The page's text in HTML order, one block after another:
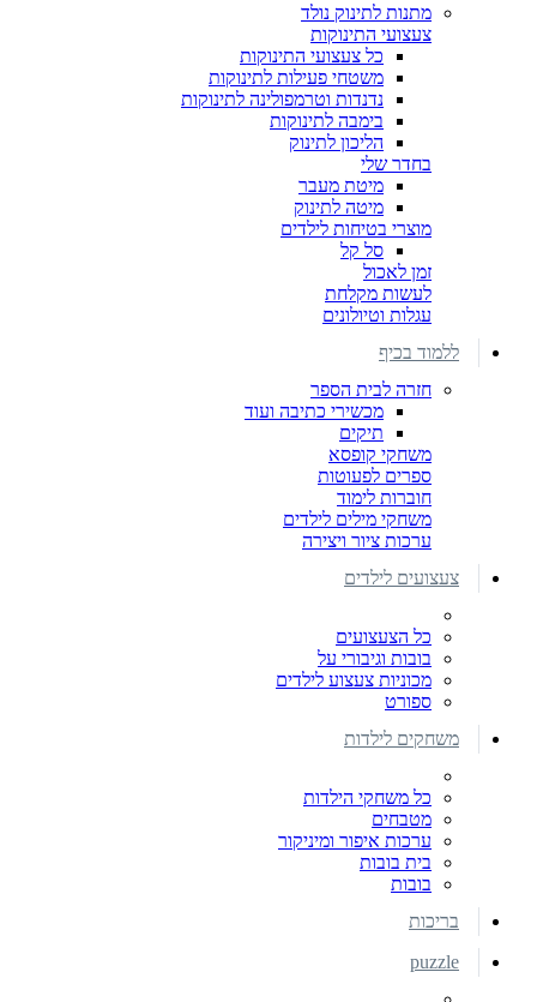
מתנות לתינוק נולד
צעצועי התינוקות
כל צעצועי התינוקות
משטחי פעילות לתינוקות
נדנדות וטרמפולינה לתינוקות
בימבה לתינוקות
הליכון לתינוק
בחדר שלי
מיטת מעבר
מיטה לתינוק
מוצרי בטיחות לילדים
סל קל
זמן לאכול
לעשות מקלחת
עגלות וטיולונים
ללמוד בכיף
חזרה לבית הספר
מכשירי כתיבה ועוד
תיקים
משחקי קופסא
ספרים לפעוטות
חוברות לימוד
משחקי מילים לילדים
ערכות ציור ויצירה
צעצועים לילדים
כל הצעצועים
בובות וגיבורי על
מכוניות צעצוע לילדים
ספורט
משחקים לילדות
כל משחקי הילדות
מטבחים
ערכות איפור ומיניקור
בית בובות
בובות
בריכות
puzzle